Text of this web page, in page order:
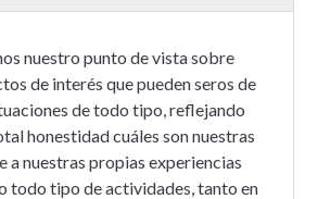
nuestro punto de vista sobre
de interés que pueden seros de
de todo tipo, reflejando
honestidad cuáles son nuestras
a nuestras propias experiencias
todo tipo de actividades, tanto en